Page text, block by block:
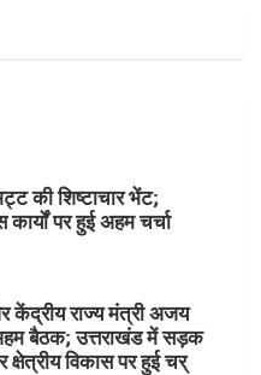
की शिष्टाचार भेंट;
पर हुई अहम चर्चा
केंद्रीय राज्य मंत्री अजय
बैठक; उत्तराखंड में सड़क
विकास पर हुई चर्